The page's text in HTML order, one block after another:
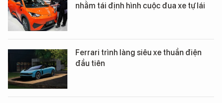
nhằm tái định hình cuộc đua xe tự lái
Ferrari trình làng siêu xe thuần điện
đầu tiên